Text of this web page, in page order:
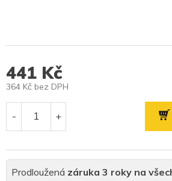
Prodloužená záruka 3 roky na
441 Kč
364 Kč bez DPH